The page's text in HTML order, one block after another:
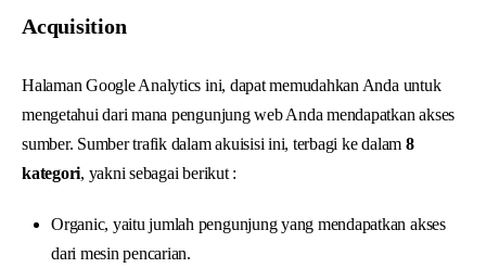
Acquisition
Halaman Google Analytics ini, dapat memudahkan Anda untuk
mengetahui dari mana pengunjung web Anda mendapatkan akses
sumber. Sumber trafik dalam akuisisi ini, terbagi ke dalam 8
kategori, yakni sebagai berikut :
Organic, yaitu jumlah pengunjung yang mendapatkan akses
dari mesin pencarian.